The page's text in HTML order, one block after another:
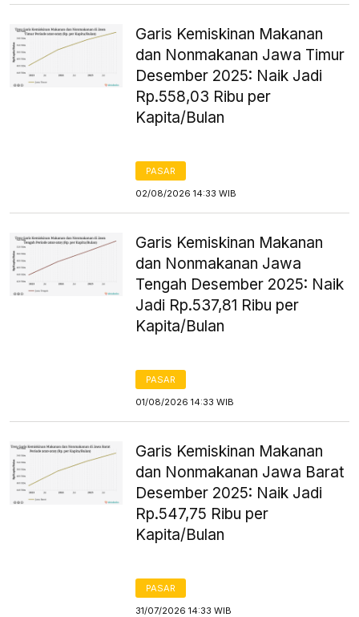
Garis Kemiskinan Makanan
dan Nonmakanan Jawa Timur
Desember 2025: Naik Jadi
Rp.558,03 Ribu per
Kapita/Bulan
PASAR
02/08/2026 14:33 WIB
Garis Kemiskinan Makanan
dan Nonmakanan Jawa
Tengah Desember 2025: Naik
Jadi Rp.537,81 Ribu per
Kapita/Bulan
PASAR
01/08/2026 14:33 WIB
Garis Kemiskinan Makanan
dan Nonmakanan Jawa Barat
Desember 2025: Naik Jadi
Rp.547,75 Ribu per
Kapita/Bulan
PASAR
31/07/2026 14:33 WIB